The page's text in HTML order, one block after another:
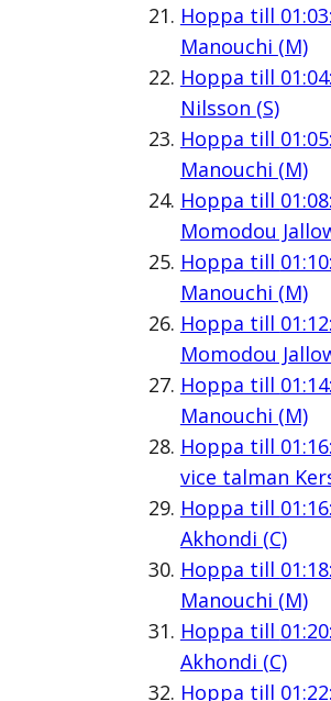
Hoppa till
Manouchi (M)
Hoppa till
Nilsson (S)
Hoppa till
Manouchi (M)
Hoppa till
Momodou
Hoppa till
Manouchi (M)
Hoppa till
Momodou
Hoppa till
Manouchi (M)
Hoppa till
vice talman
Hoppa till
Akhondi (C)
Hoppa till
Manouchi (M)
Hoppa till
Akhondi (C)
Hoppa till